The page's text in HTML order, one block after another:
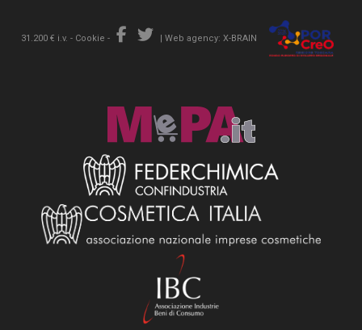
31.200 € i.v. - Cookie - | Web agency: X-BRAIN